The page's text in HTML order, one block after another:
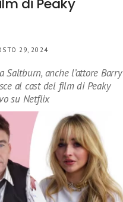
di Peaky
29, 2024
Saltburn, anche l’attore Barry
al cast del film di Peaky
su Netflix